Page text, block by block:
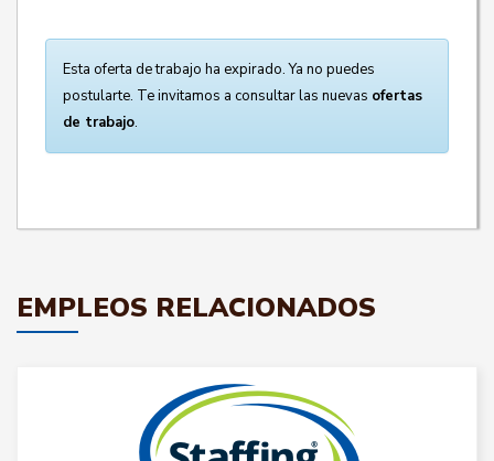
Esta oferta de trabajo ha expirado. Ya no puedes
postularte. Te invitamos a consultar las nuevas ofertas
de trabajo.
EMPLEOS RELACIONADOS